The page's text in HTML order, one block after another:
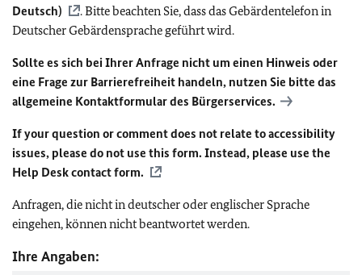
Deutsch)
. Bitte beachten Sie, dass das Gebärdentelefon in
Deutscher Gebärdensprache geführt wird.
Sollte es sich bei Ihrer Anfrage nicht um einen Hinweis oder
eine Frage zur Barrierefreiheit handeln, nutzen Sie bitte das
allgemeine Kontaktformular des Bürgerservices.
If your question or comment does not relate to accessibility
issues, please do not use this form. Instead, please use the
Help Desk contact form.
Anfragen, die nicht in deutscher oder englischer Sprache
eingehen, können nicht beantwortet werden.
Ihre Angaben: